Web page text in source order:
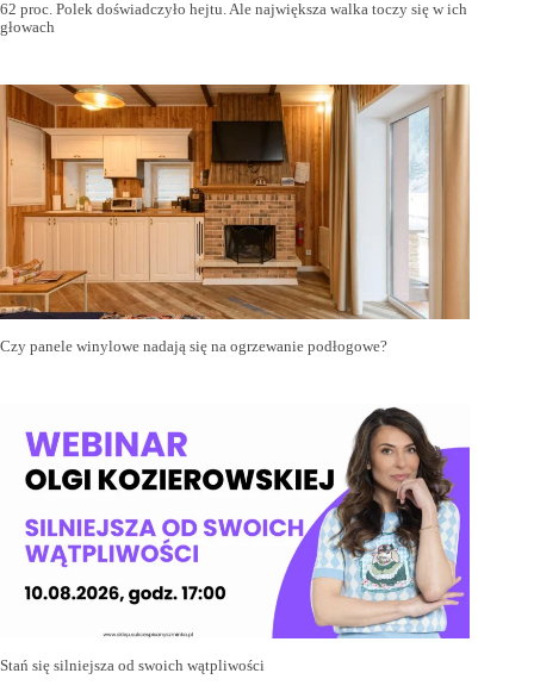
62 proc. Polek doświadczyło hejtu. Ale największa walka toczy się w ich
głowach
Czy panele winylowe nadają się na ogrzewanie podłogowe?
Stań się silniejsza od swoich wątpliwości